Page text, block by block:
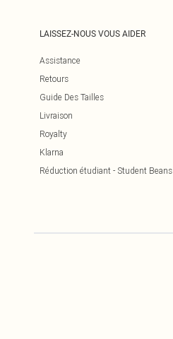
LAISSEZ-NOUS VOUS AIDER
Assistance
Retours
Guide Des Tailles
Livraison
Royalty
Klarna
Réduction étudiant - Student Beans